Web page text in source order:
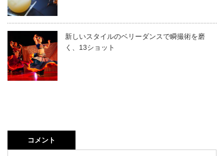
新しいスタイルのベリーダンスで瞬撮術を磨
く、13ショット
コメント